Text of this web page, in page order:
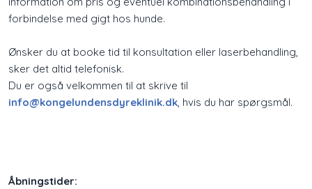
forbindelse med gigt hos hunde.
Ønsker du at booke tid til konsultation eller laserbehandling,
sker det altid telefonisk.
Du er også velkommen til at skrive til
info@kongelundensdyreklinik.dk, hvis du har spørgsmål.
​Åbningstider: